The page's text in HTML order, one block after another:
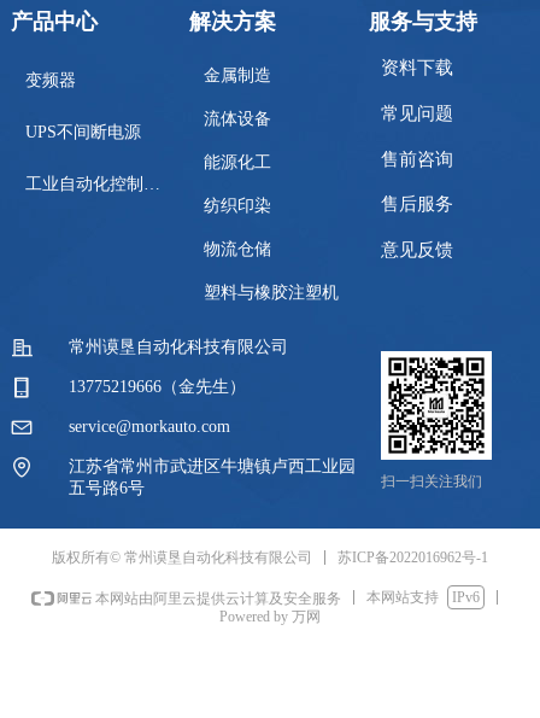
产品中心
变频器
UPS不间断电源
工业自动化控制系统
解决方案
金属制造
流体设备
能源化工
纺织印染
物流仓储
塑料与橡胶注塑机
服务与支持
资料下载
常见问题
售前咨询
售后服务
意见反馈
常州谟垦自动化科技有限公司
13775219666（金先生）
service@morkauto.com
江苏省常州市武进区牛塘镇卢西工业园
五号路6号
扫一扫关注我们
版权所有© 常州谟垦自动化科技有限公司 苏ICP备2022016962号-1
本网站由阿里云提供云计算及安全服务 本网站支持
IPv6
Powered by 万网